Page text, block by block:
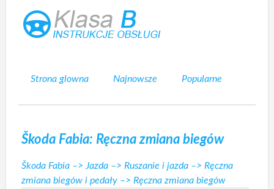
Strona glowna Najnowsze Popularne
Škoda Fabia: Ręczna zmiana biegów
Škoda Fabia –>Jazda –> Ruszanie i jazda –> Ręczna
zmiana biegów i pedały –> Ręczna zmiana biegów